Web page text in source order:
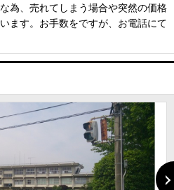
為、売れてしまう場合や突然の価格
ます。お手数をですが、お電話にて